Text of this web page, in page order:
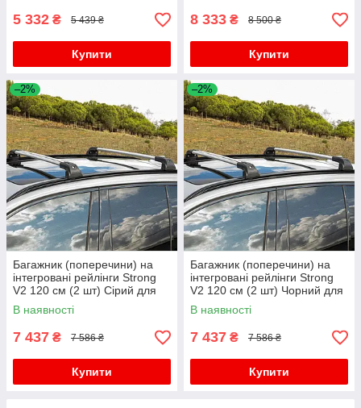
5 332 ₴ 5 439 ₴
Купити
8 333 ₴ 8 500 ₴
Купити
–2%
Багажник (поперечини) на
інтегровані рейлінги Strong
V2 120 см (2 шт) Сірий для
бмв X4 G02 2018- рр
В наявності
7 437 ₴ 7 586 ₴
Купити
–2%
Багажник (поперечини) на
інтегровані рейлінги Strong
V2 120 см (2 шт) Чорний для
бмв X4 G02 2018- рр
В наявності
7 437 ₴ 7 586 ₴
Купити